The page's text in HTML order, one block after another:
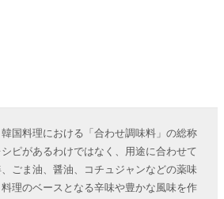
国料理における「合わせ調味料」の総称
ピがあるわけではなく、用途に合わせて
ごま油、醤油、コチュジャンなどの薬味
理のベースとなる辛味や豊かな風味を作